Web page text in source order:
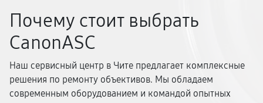
Почему стоит выбрать
CanonASC
Наш сервисный центр в Чите предлагает комплексные
решения по ремонту объективов. Мы обладаем
современным оборудованием и командой опытных